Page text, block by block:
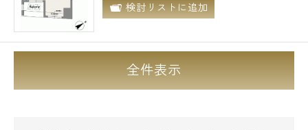
検討リストに追加
全件表示